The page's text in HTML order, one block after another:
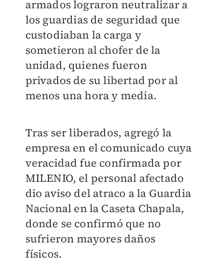
armados lograron neutralizar a
los guardias de seguridad que
custodiaban la carga y
sometieron al chofer de la
unidad, quienes fueron
privados de su libertad por al
menos una hora y media.
Tras ser liberados, agregó la
empresa en el comunicado cuya
veracidad fue confirmada por
MILENIO, el personal afectado
dio aviso del atraco a la Guardia
Nacional en la Caseta Chapala,
donde se confirmó que no
sufrieron mayores daños
físicos.